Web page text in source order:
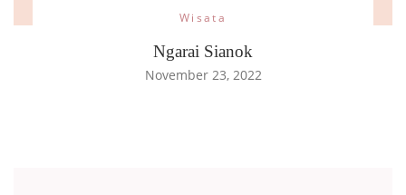
Wisata
Ngarai Sianok
November 23, 2022